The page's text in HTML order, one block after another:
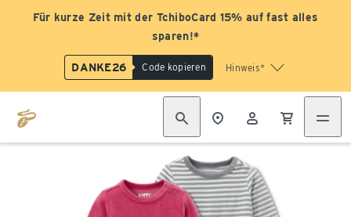
Für kurze Zeit mit der TchiboCard 15% auf fast alles
sparen!*
DANKE26 Code kopieren Hinweis*